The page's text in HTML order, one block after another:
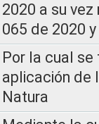
2020 a su
065 de 2020
Por la cual
aplicación de
Natura